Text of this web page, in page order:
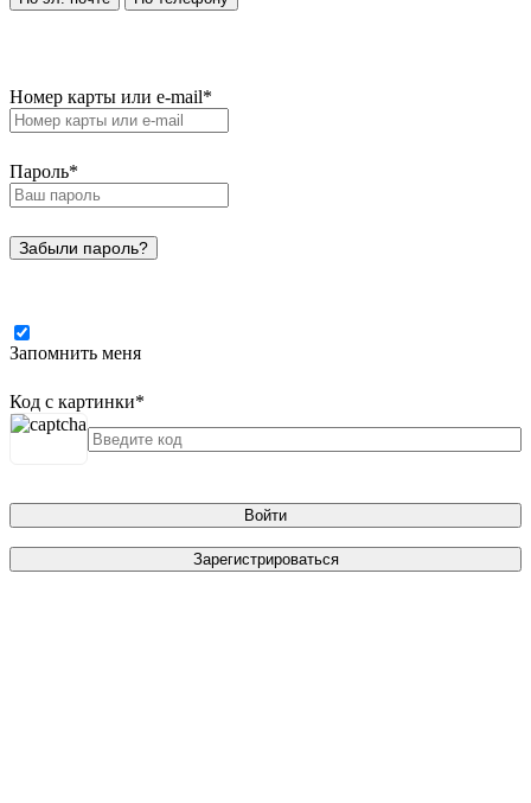
Номер карты или e-mail*
Пароль*
Забыли пароль?
Запомнить меня
Код с картинки*
Войти
Зарегистрироваться